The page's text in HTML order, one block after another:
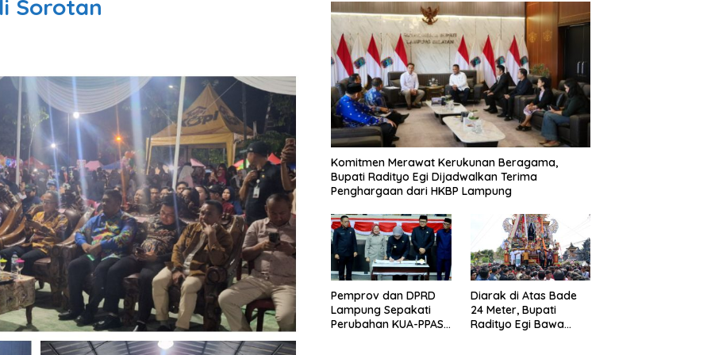
Sorotan
Komitmen Merawat Kerukunan Beragama,
Bupati Radityo Egi Dijadwalkan Terima
Penghargaan dari HKBP Lampung
Pemprov dan DPRD
Lampung Sepakati
Perubahan KUA-PPAS
Diarak di Atas Bade
24 Meter, Bupati
Radityo Egi Bawa